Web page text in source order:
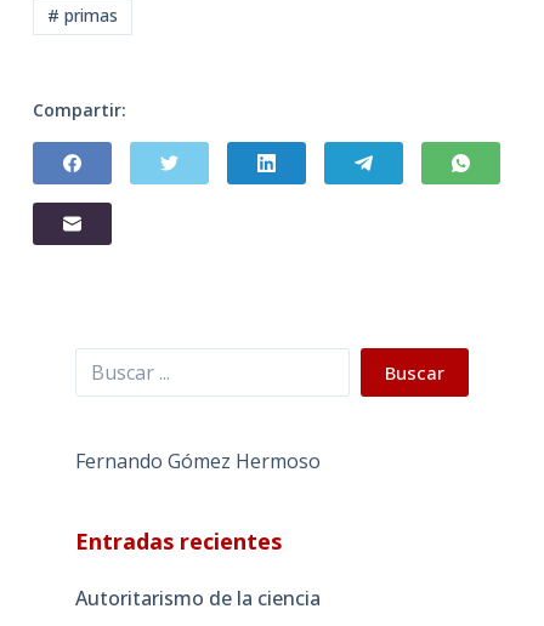
# primas
Compartir:
Buscar Buscar
Fernando Gómez Hermoso
Entradas recientes
Autoritarismo de la ciencia